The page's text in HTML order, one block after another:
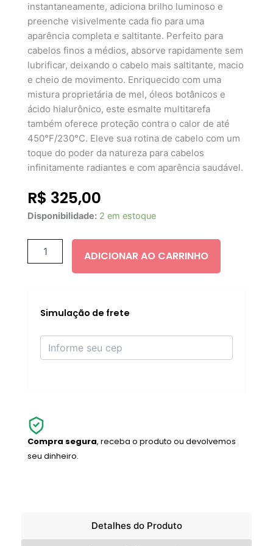
instantaneamente, adiciona brilho luminoso e
preenche visivelmente cada fio para uma
aparência completa e saltitante. Perfeito para
cabelos finos a médios, absorve rapidamente sem
lubrificar, deixando o cabelo mais saltitante, macio
e cheio de movimento. Enriquecido com uma
mistura proprietária de mel, óleos botânicos e
ácido hialurônico, este esmalte multitarefa
também oferece proteção contra o calor de até
450°F/230°C. Eleve sua rotina de cabelo com um
toque do poder da natureza para cabelos
infinitamente radiantes e com aparência saudável.
R$ 325,00
Disponibilidade: 2 em estoque
Gisou
Gloss
Collagen
Drops
quantidade
ADICIONAR AO CARRINHO
Simulação de frete
Compra segura, receba o produto ou devolvemos
seu dinheiro.
Detalhes do Produto